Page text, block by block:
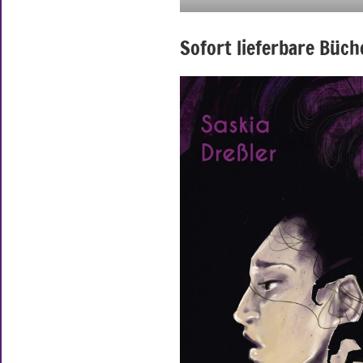
Sofort lieferbare